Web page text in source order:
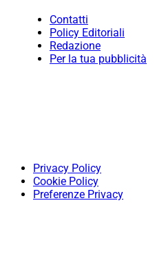
Contatti
Policy Editoriali
Redazione
Per la tua pubblicità
Privacy Policy
Cookie Policy
Preferenze Privacy